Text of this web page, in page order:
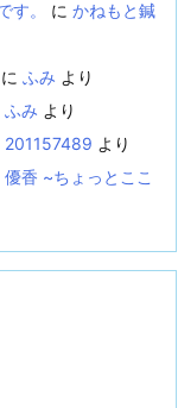
す。 に かねもと鍼
に ふみ より
ふみ より
201157489 より
優香 ~ちょっとここ